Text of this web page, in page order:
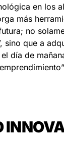
en los
más
no
sino que a
día de